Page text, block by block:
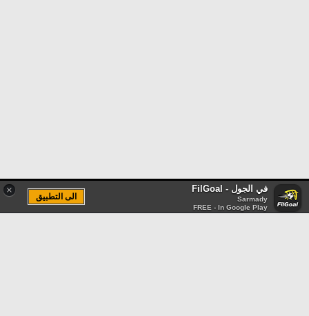
× في الجول - FilGoal
Sarmady
FREE - In Google Play
الى التطبيق